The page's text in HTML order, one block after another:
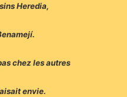
Heredia,
chez les autres
envie.